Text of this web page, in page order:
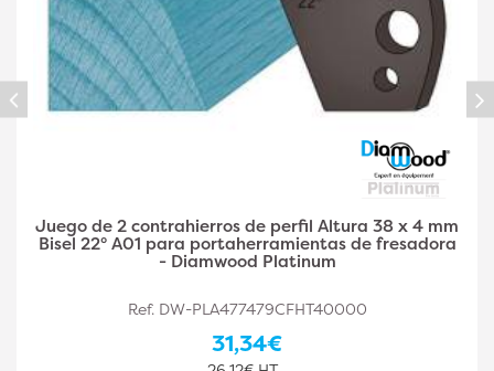
Juego de 2 contrahierros de perfil A03 de 38 x 4
mm de altura y doble filete para
portaherramientas de fresadora - Diamwood Plat
Ref. DW-PLA477479CFHT40002
31,34€